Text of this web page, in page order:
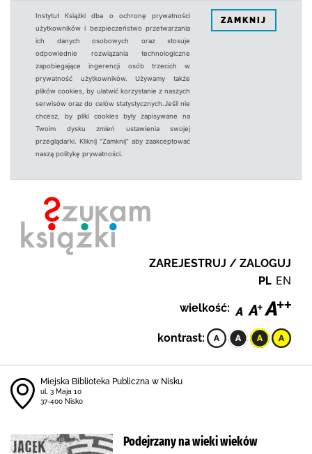
Instytut Książki dba o ochronę prywatności
użytkowników i bezpieczeństwo przetwarzania
ich danych osobowych oraz stosuje
odpowiednie rozwiązania technologiczne
zapobiegające ingerencji osób trzecich w
prywatność użytkowników. Używamy także
plików cookies, by ułatwić korzystanie z naszych
serwisów oraz do celów statystycznych.Jeśli nie
chcesz, by pliki cookies były zapisywane na
Twoim dysku zmień ustawienia swojej
przeglądarki. Kliknij "Zamknij" aby zaakceptować
naszą politykę prywatności.
ZAMKNIJ
ZAREJESTRUJ / ZALOGUJ
PL EN
wielkość:
kontrast:
Miejska Biblioteka Publiczna w Nisku
ul. 3 Maja 10
37-400 Nisko
Podejrzany na wieki wieków